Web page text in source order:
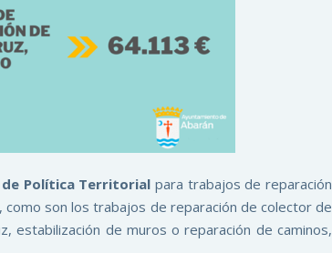
Política Territorial para trabajos de reparación
son los trabajos de reparación de colector de
estabilización de muros o reparación de caminos,